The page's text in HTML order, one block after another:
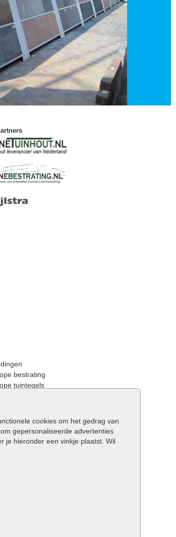
cookies om het gedrag van
gepersonaliseerde advertenties
je hieronder een vinkje plaatst. Wil
bestrating
tuintegels
plaatsen
tuin